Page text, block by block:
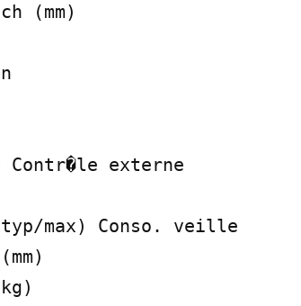
(mm)
externe
max) Conso. veille